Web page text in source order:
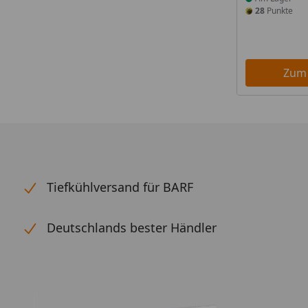
28 Punkte
Tiefkühlversand für BARF
Deutschlands bester Händler